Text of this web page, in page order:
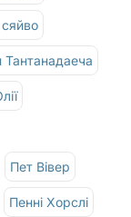
Тантанадаеча
Пет Вівер
Пенні Хорслі